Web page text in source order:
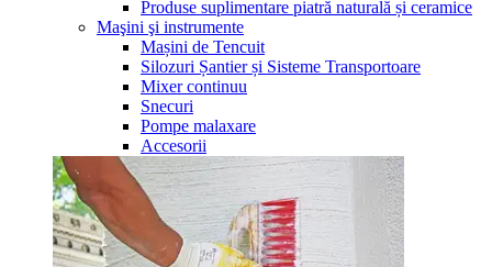
Produse suplimentare piatră naturală și ceramice
Maşini şi instrumente
Mașini de Tencuit
Silozuri Șantier și Sisteme Transportoare
Mixer continuu
Snecuri
Pompe malaxare
Accesorii